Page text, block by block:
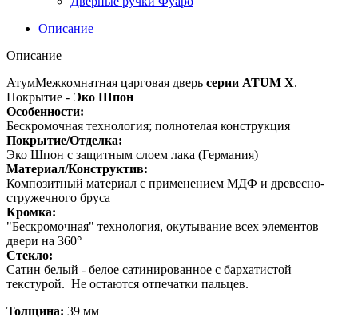
Описание
Описание
АтумМежкомнатная царговая дверь серии ATUM X.
Покрытие - Эко Шпон
Особенности:
Бескромочная технология; полнотелая конструкция
Покрытие/Отделка:
Эко Шпон с защитным слоем лака (Германия)
Материал/Конструктив:
Композитный материал с применением МДФ и древесно-
стружечного бруса
Кромка:
"Бескромочная" технология, окутывание всех элементов
двери на 360°
Стекло:
Сатин белый - белое сатинированное с бархатистой
текстурой. Не остаются отпечатки пальцев.
Толщина: 39 мм